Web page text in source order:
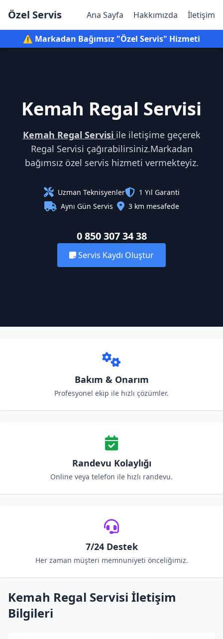
Özel Servis Ana Sayfa Hakkımızda İletişim
⚠️ Markadan Bağımsız "Özel Servis" Hizmeti
Kemah Regal Servisi
Kemah Regal Servisi ile iletişime geçerek
Regal Servisi çağırabilirsiniz.Markadan
bağımsız özel servis hizmeti vermekteyiz.
Uzman Teknisyenler
1 Yıl Garanti
Aynı Gün Servis
3 km mesafede
0 850 307 34 38
Servis Kaydı Oluştur
Bakım & Onarım
Profesyonel ekip ile hızlı çözümler.
Randevu Kolaylığı
Online veya telefon ile hızlı randevu.
7/24 Destek
Her zaman müşteri memnuniyeti önceliğimiz.
Kemah Regal Servisi İletişim
Bilgileri